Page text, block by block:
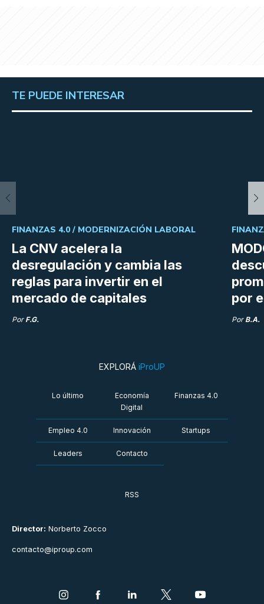
TE PUEDE INTERESAR
La CNV acelera la
desregulación y cambia las
reglas para invertir en el
mercado de capitales
FINANZAS 4.0 / MODERNIZACIÓN LABORAL
Por F.G.
por
Por B.A.
Director: Norberto Zocco
contacto@iproup.com
EXPLORÁ iProUP
Lo último
Economía
Digital
Finanzas 4.0
Empleo 4.0 Innovación Startups
Leaders Contacto
RSS